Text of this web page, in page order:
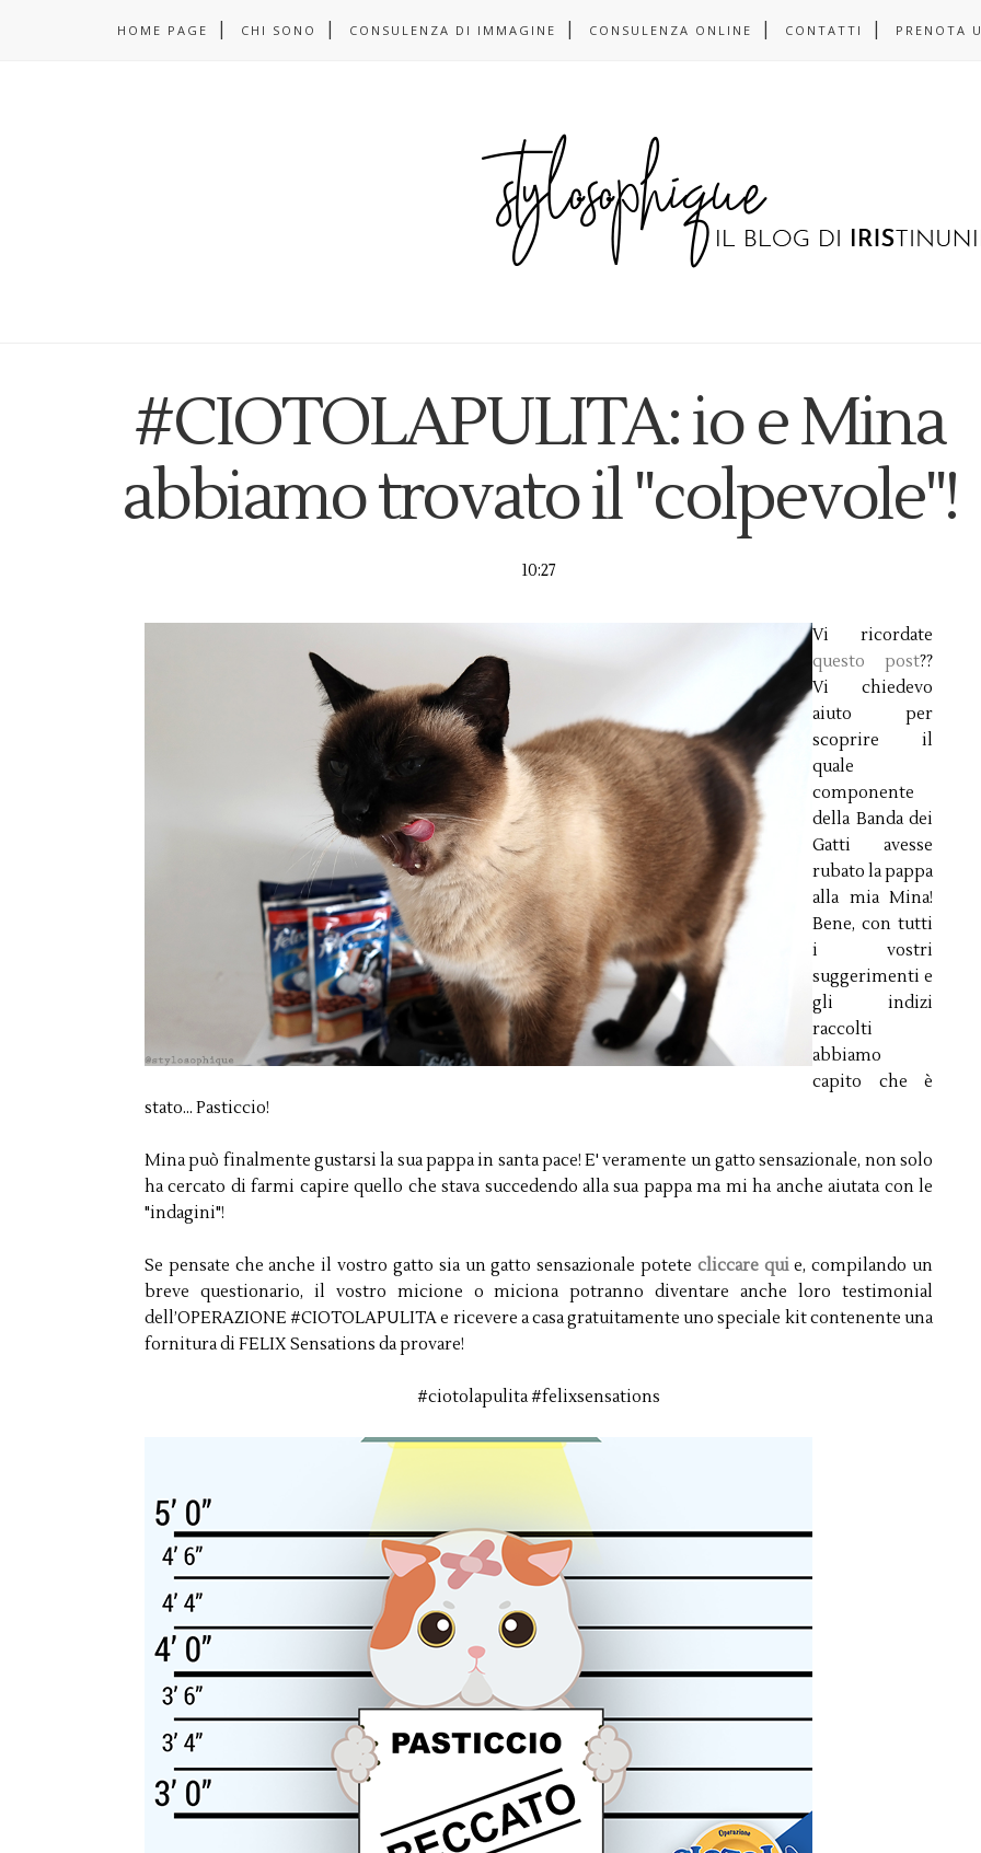
HOME PAGE CHI SONO CONSULENZA DI IMMAGINE CONSULENZA ONLINE CONTATTI PRENOTA
#CIOTOLAPULITA: io e Mina
abbiamo trovato il "colpevole"!
10:27
Vi ricordate
questo post??
Vi chiedevo
aiuto per
scoprire il
quale
componente
della Banda dei
Gatti avesse
rubato la pappa
alla mia Mina!
Bene, con tutti
i vostri
suggerimenti e
gli indizi
raccolti
abbiamo
capito che è
stato... Pasticcio!
Mina può finalmente gustarsi la sua pappa in santa pace! E' veramente un gatto sensazionale, non solo
ha cercato di farmi capire quello che stava succedendo alla sua pappa ma mi ha anche aiutata con le
"indagini"!
Se pensate che anche il vostro gatto sia un gatto sensazionale potete cliccare qui e, compilando un
breve questionario, il vostro micione o miciona potranno diventare anche loro testimonial
dell’OPERAZIONE #CIOTOLAPULITA e ricevere a casa gratuitamente uno speciale kit contenente una
fornitura di FELIX Sensations da provare!
#ciotolapulita #felixsensations